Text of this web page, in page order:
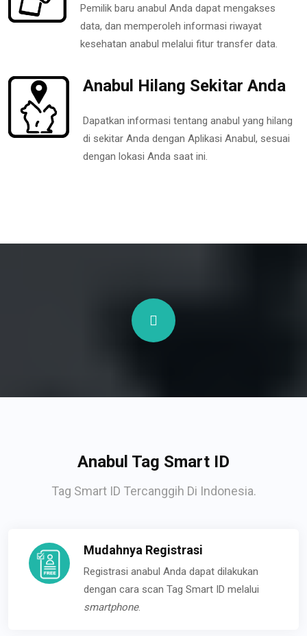
Pemilik baru anabul Anda dapat mengakses
data, dan memperoleh informasi riwayat
kesehatan anabul melalui fitur transfer data.
Anabul Hilang Sekitar Anda
Dapatkan informasi tentang anabul yang hilang
di sekitar Anda dengan Aplikasi Anabul, sesuai
dengan lokasi Anda saat ini.
Anabul Tag Smart ID
Tag Smart ID Tercanggih Di Indonesia.
Mudahnya Registrasi
Registrasi anabul Anda dapat dilakukan
dengan cara scan Tag Smart ID melalui
smartphone.